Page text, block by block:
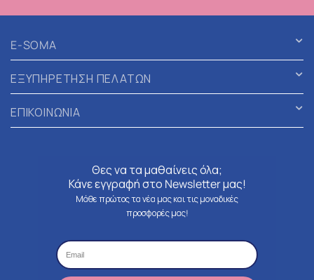
E-SOMA
ΕΞΥΠΗΡΕΤΗΣΗ ΠΕΛΑΤΩΝ
ΕΠΙΚΟΙΝΩΝΙΑ
Θες να τα μαθαίνεις όλα;
Κάνε εγγραφή στο Newsletter μας!
Μάθε πρώτος τα νέα μας και τις μοναδικές
προσφορές μας!